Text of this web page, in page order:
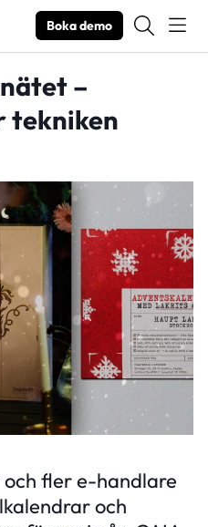
Boka demo
–
tekniken
fler e-handlare
och